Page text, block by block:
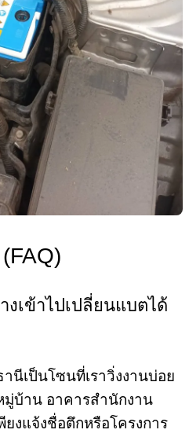
งเข้าไปเปลี่ยนแบตได้
นีเป็นโซนที่เราวิ่งงานบ่อย
บ้าน อาคารสำนักงาน
งแจ้งชื่อตึกหรือโครงการ